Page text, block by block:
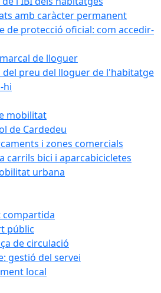
amb caràcter permanent
de protecció oficial: com accedir-
de lloguer
del preu del lloguer de l'habitatge
hi
mobilitat
de Cardedeu
i zones comercials
carrils bici i aparcabicicletes
urbana
públic
de circulació
gestió del servei
local